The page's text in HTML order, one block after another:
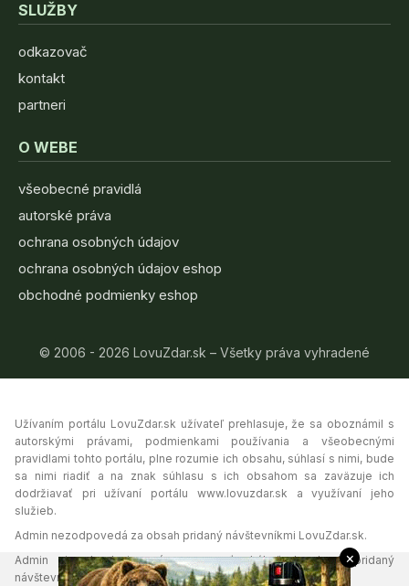
SLUŽBY
odkazovač
kontakt
partneri
O WEBE
všeobecné pravidlá
autorské práva
ochrana osobných údajov
ochrana osobných údajov eshop
obchodné podmienky eshop
© 2006 - 2026 LovuZdar.sk – Všetky práva vyhradené
Užívaním portálu LovuZdar.sk užívateľ prehlasuje, že sa oboznámil s
autorskými právami, podmienkami používania a všeobecnými
pravidlami tohto portálu, plne rozumie ich obsahu, súhlasí s nimi, bude
sa nimi riadiť a na znak súhlasu s ich obsahom sa zaväzuje ich
dodržiavať pri užívaní portálu www.lovuzdar.sk a využívaní jeho
služieb.
Admin nezodpovedá za obsah pridaný návštevníkmi LovuZdar.sk.
Admin si vyhradzuje právo vymazať akýkoľvek obsah pridaný
návštevníkmi portálu, ak tak uzná za vhodné.
×